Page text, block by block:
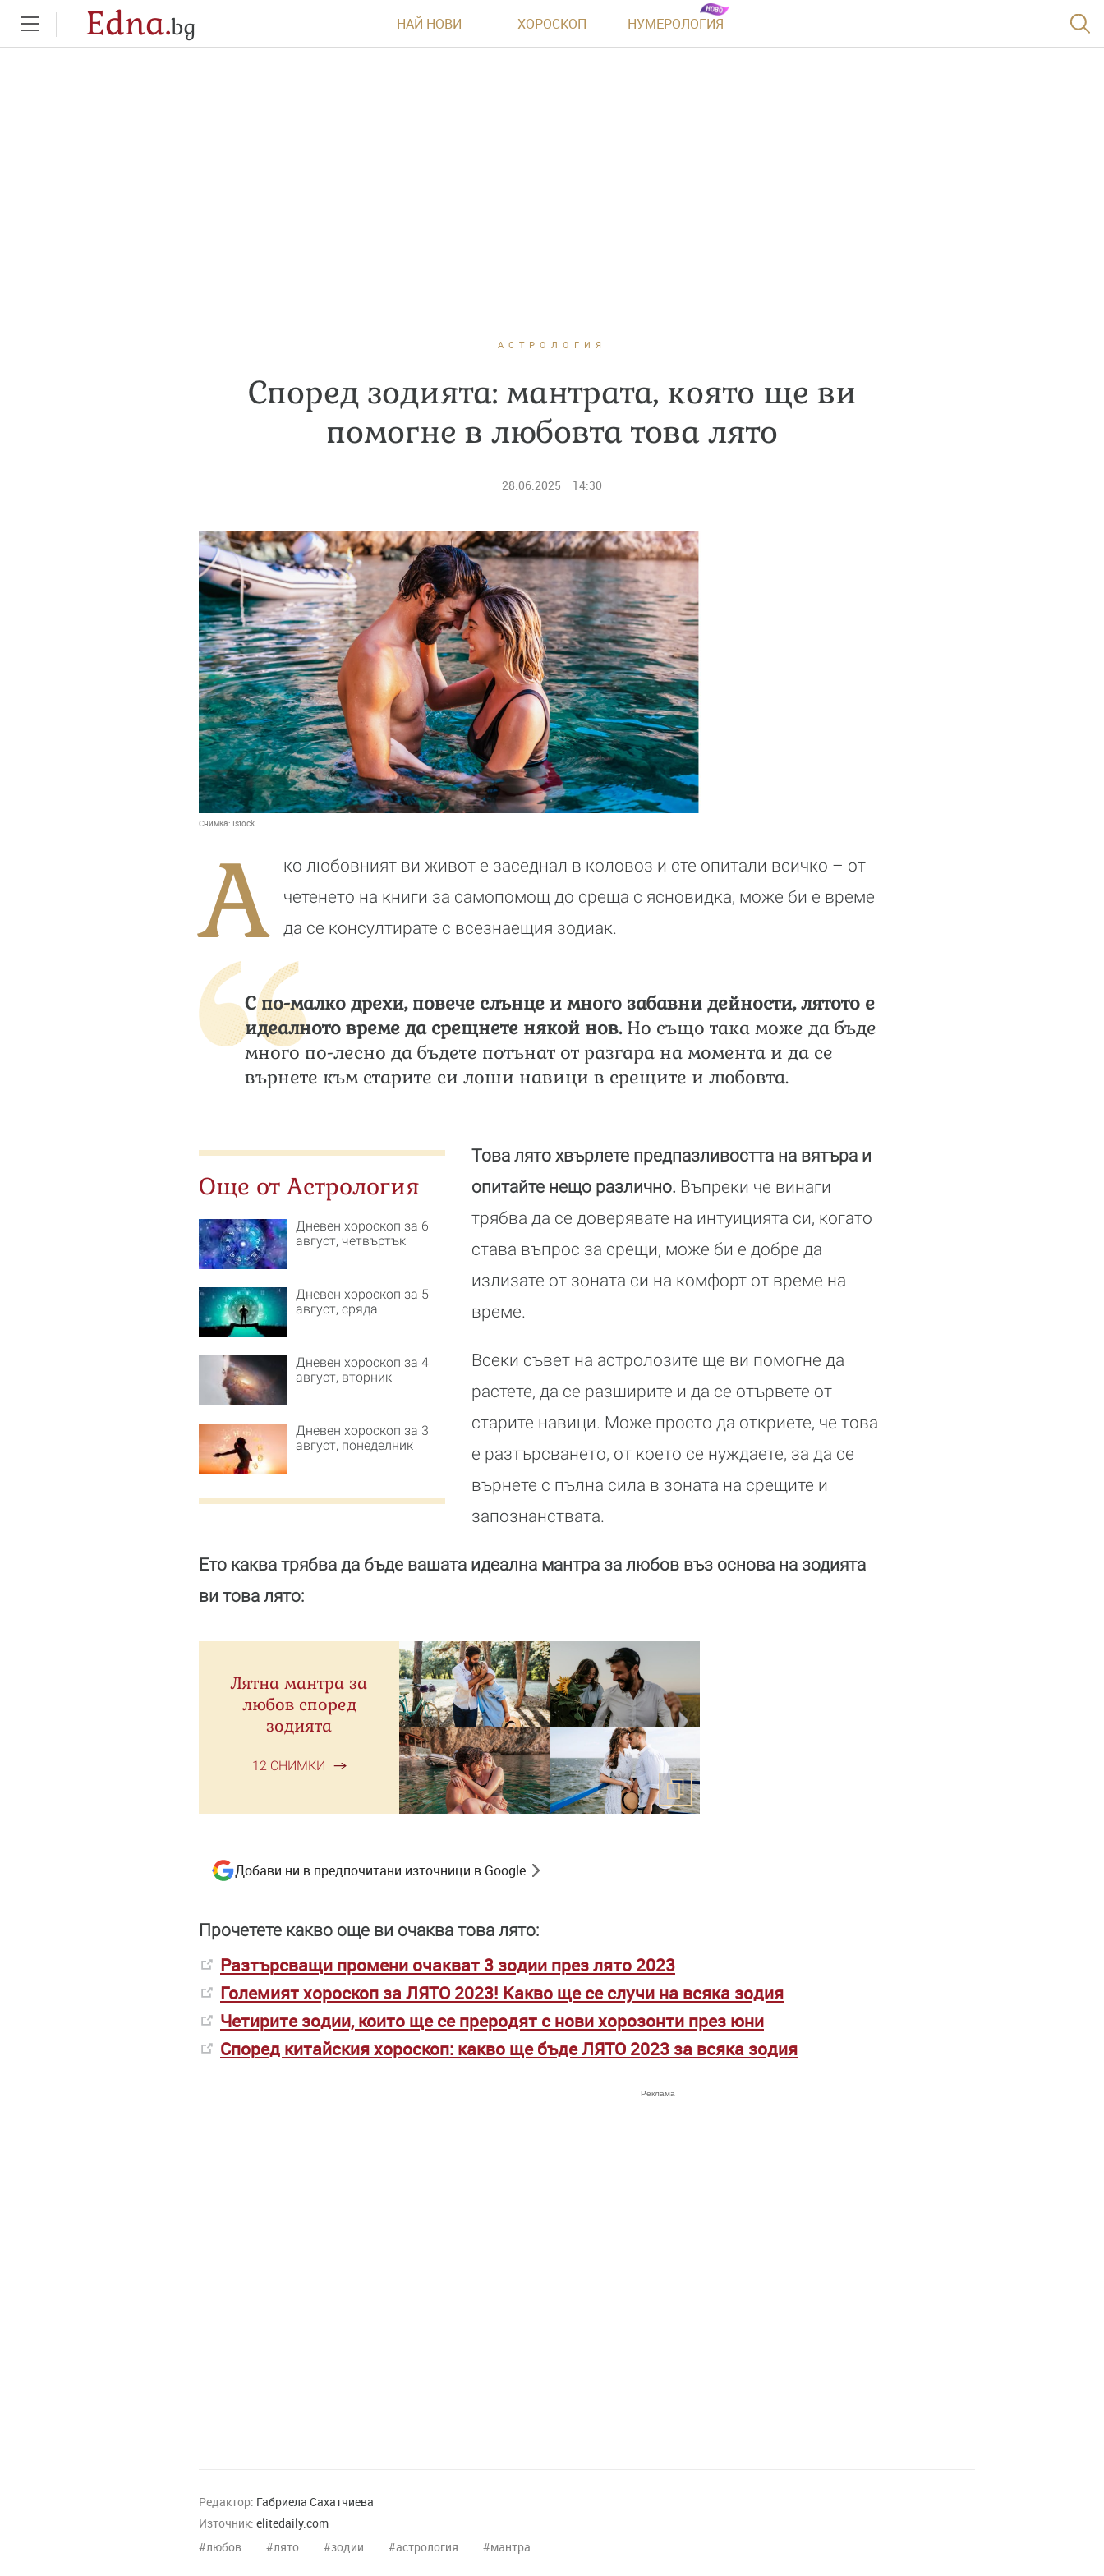
Edna.bg НАЙ-НОВИ ХОРОСКОП НУМЕРОЛОГИЯ
АСТРОЛОГИЯ
Според зодията: мантрата, която ще ви
помогне в любовта това лято
28.06.2025 14:30
Снимка: Istock
А
ко любовният ви живот е заседнал в коловоз и сте опитали всичко – от
четенето на книги за самопомощ до среща с ясновидка, може би е време
да се консултирате с всезнаещия зодиак.
С по-малко дрехи, повече слънце и много забавни дейности, лятото е
идеалното време да срещнете някой нов.Но също така може да бъде
много по-лесно да бъдете потънат от разгара на момента и да се
върнете към старите си лоши навици в срещите и любовта.
Още от Астрология
Дневен хороскоп за 6
август, четвъртък
Дневен хороскоп за 5
август, сряда
Дневен хороскоп за 4
август, вторник
Дневен хороскоп за 3
август, понеделник
Това лято хвърлете предпазливостта на вятъра и
опитайте нещо различно. Въпреки че винаги
трябва да се доверявате на интуицията си, когато
става въпрос за срещи, може би е добре да
излизате от зоната си на комфорт от време на
време.
Всеки съвет на астролозите ще ви помогне да
растете, да се разширите и да се отървете от
старите навици. Може просто да откриете, че това
е разтърсването, от което се нуждаете, за да се
върнете с пълна сила в зоната на срещите и
запознанствата.
Ето каква трябва да бъде вашата идеална мантра за любов въз основа на зодията
ви това лято:
Лятна мантра за
любов според
зодията
12 СНИМКИ
Добави ни в предпочитани източници в Google
Прочетете какво още ви очаква това лято:
Разтърсващи промени очакват 3 зодии през лято 2023
Големият хороскоп за ЛЯТО 2023! Какво ще се случи на всяка зодия
Четирите зодии, които ще се преродят с нови хорозонти през юни
Според китайския хороскоп: какво ще бъде ЛЯТО 2023 за всяка зодия
Редактор: Габриела Сахатчиева
Източник: elitedaily.com
любов
лято зодии астрология мантра